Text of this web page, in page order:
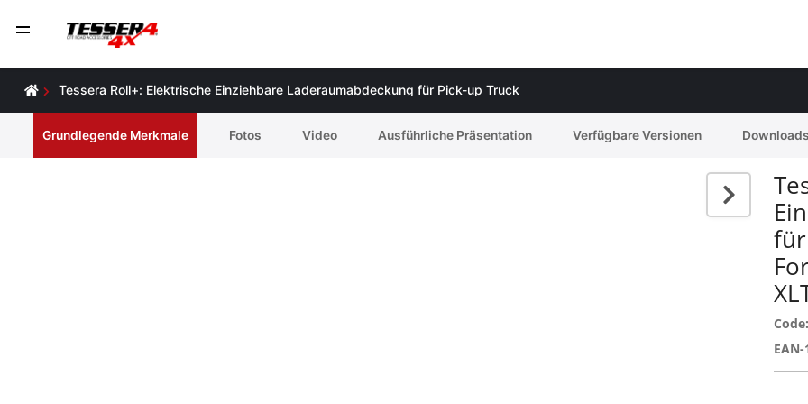
Tessera Roll+: Elektrische Einziehbare Laderaumabdeckung für Pick-up Truck
Grundlegende Merkmale Fotos Video Ausführliche Präsentation Verfügbare Versionen
EAN-